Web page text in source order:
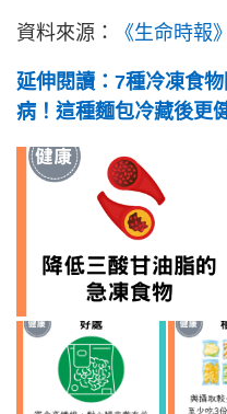
資料來源： 《生命時報》
延伸閱讀：7種冷凍食
病！這種麵包冷藏後更